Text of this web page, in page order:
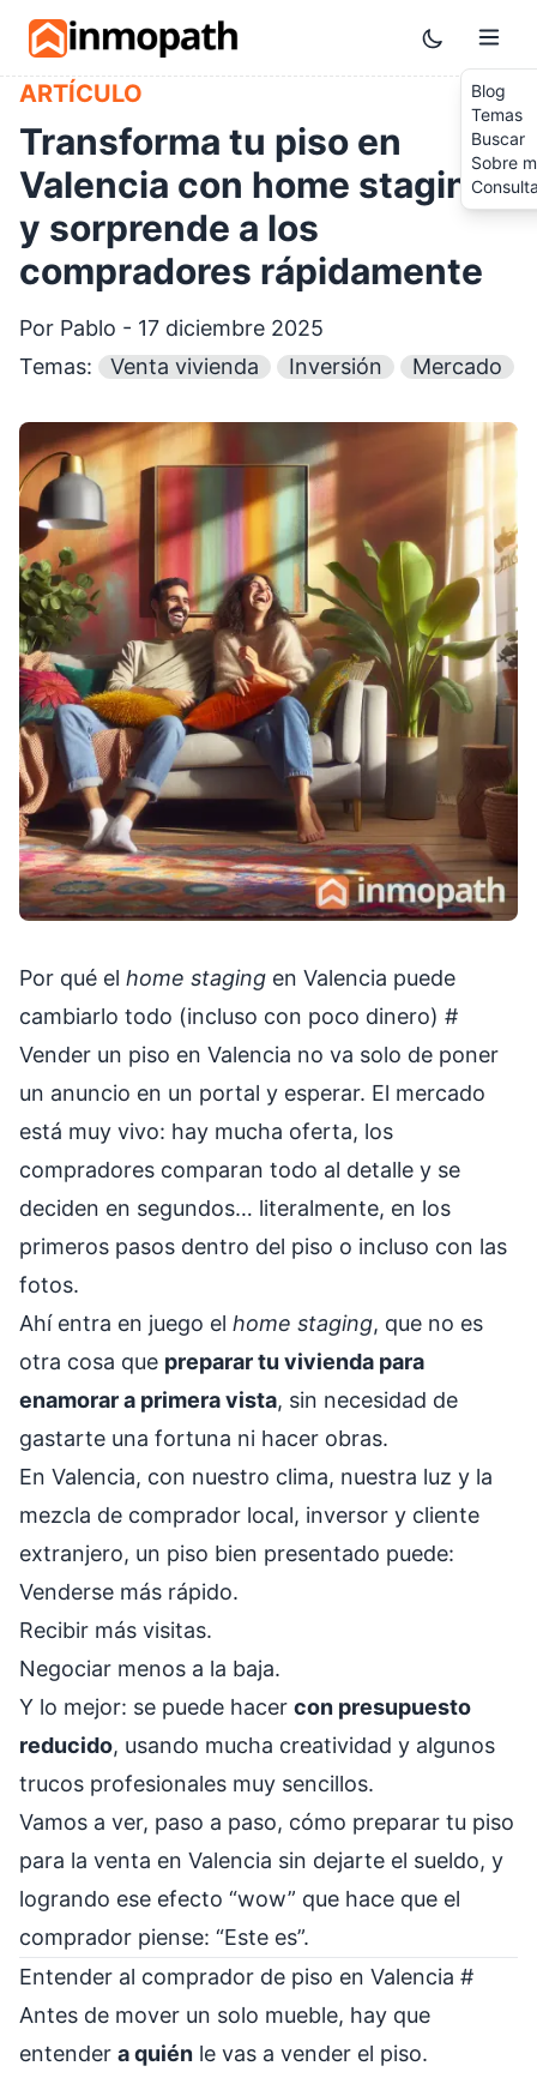
Skip to main content
Toggle
Blog
Temas
Buscar
Sobre
ARTÍCULO
Transforma tu piso en
Valencia con home staging
y sorprende a los
compradores rápidamente
Por Pablo - 17 diciembre 2025
Temas:
Venta vivienda Inversión Mercado
Por qué el home staging en Valencia puede
cambiarlo todo (incluso con poco dinero) #
Vender un piso en Valencia no va solo de poner
un anuncio en un portal y esperar. El mercado
está muy vivo: hay mucha oferta, los
compradores comparan todo al detalle y se
deciden en segundos… literalmente, en los
primeros pasos dentro del piso o incluso con las
fotos.
Ahí entra en juego el home staging, que no es
otra cosa que preparar tu vivienda para
enamorar a primera vista, sin necesidad de
gastarte una fortuna ni hacer obras.
En Valencia, con nuestro clima, nuestra luz y la
mezcla de comprador local, inversor y cliente
extranjero, un piso bien presentado puede:
Venderse más rápido.
Recibir más visitas.
Negociar menos a la baja.
Y lo mejor: se puede hacer con presupuesto
reducido, usando mucha creatividad y algunos
trucos profesionales muy sencillos.
Vamos a ver, paso a paso, cómo preparar tu piso
para la venta en Valencia sin dejarte el sueldo, y
logrando ese efecto “wow” que hace que el
comprador piense: “Este es”.
Entender al comprador de piso en Valencia #
Antes de mover un solo mueble, hay que
entender a quién le vas a vender el piso.